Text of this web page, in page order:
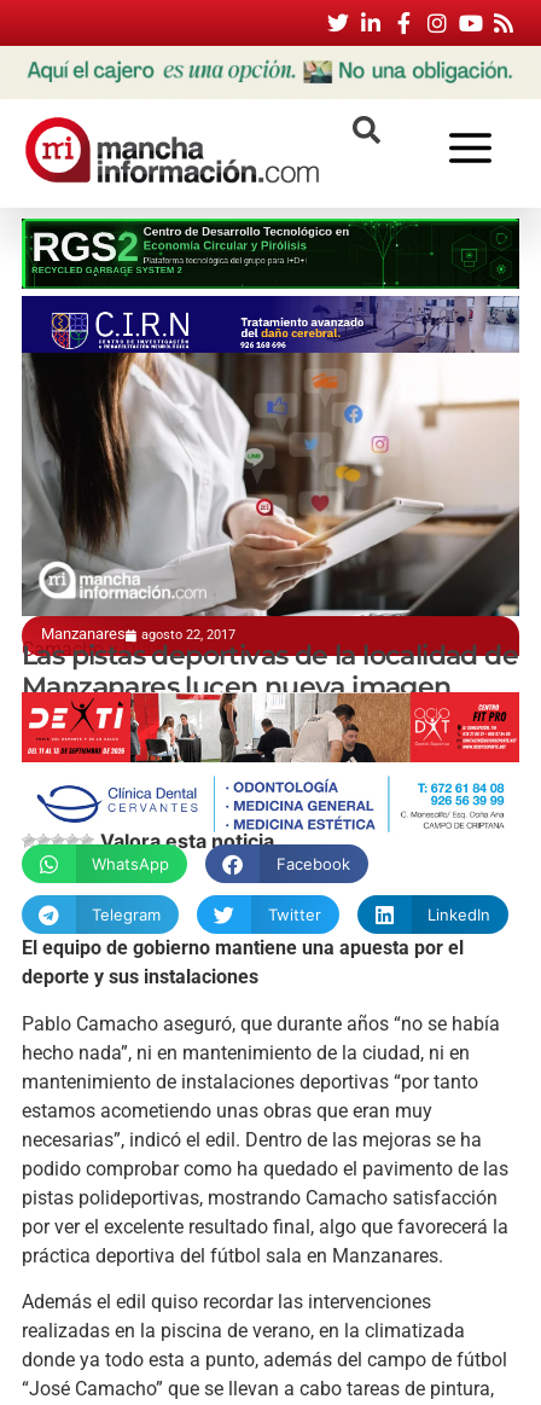
Manzanares agosto 22, 2017
Camacho y Díaz-Benito visitan las instalaciones
Las pistas deportivas de la localidad de
Manzanares lucen nueva imagen
manchainformacion.com
Valora esta noticia
WhatsApp Facebook
Telegram Twitter LinkedIn
El equipo de gobierno mantiene una apuesta por el
deporte y sus instalaciones
Pablo Camacho aseguró, que durante años “no se había
hecho nada”, ni en mantenimiento de la ciudad, ni en
mantenimiento de instalaciones deportivas “por tanto
estamos acometiendo unas obras que eran muy
necesarias”, indicó el edil. Dentro de las mejoras se ha
podido comprobar como ha quedado el pavimento de las
pistas polideportivas, mostrando Camacho satisfacción
por ver el excelente resultado final, algo que favorecerá la
práctica deportiva del fútbol sala en Manzanares.
Además el edil quiso recordar las intervenciones
realizadas en la piscina de verano, en la climatizada
donde ya todo esta a punto, además del campo de fútbol
“José Camacho” que se llevan a cabo tareas de pintura,